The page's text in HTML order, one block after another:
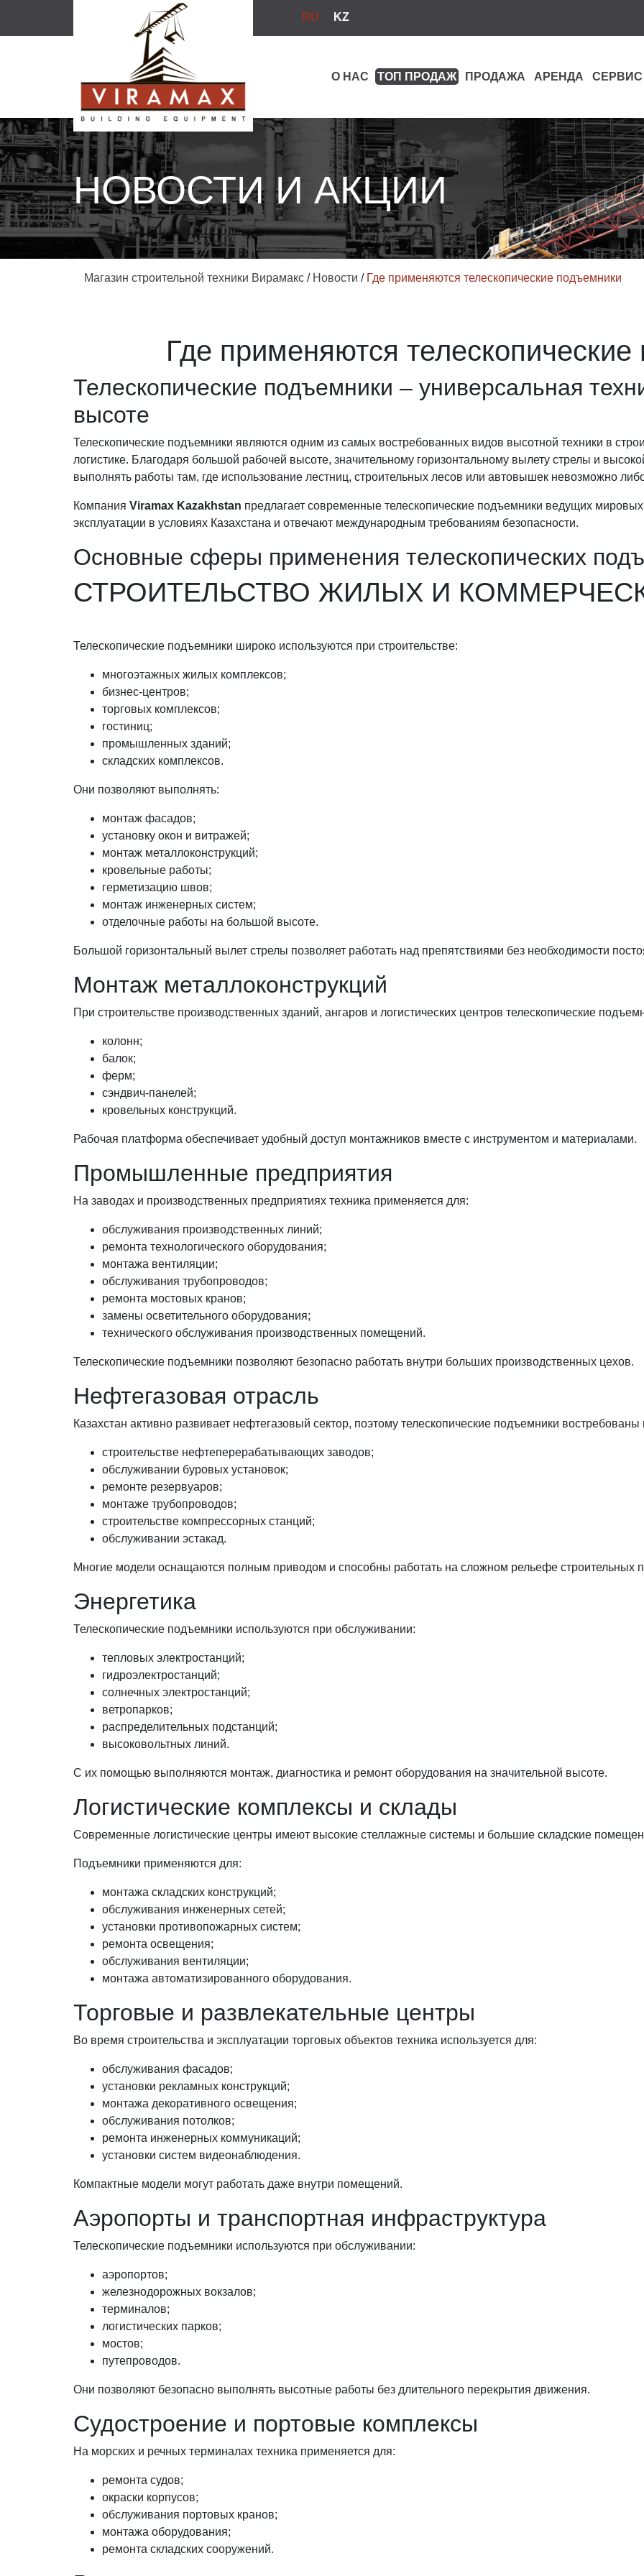
RU KZ
О НАС ТОП ПРОДАЖ ПРОДАЖА АРЕНДА СЕРВИС
НОВОСТИ И АКЦИИ
Магазин строительной техники Вирамакс / Новости / Где применяются телескопические подъемники
Где применяются
Телескопические подъемники – универсальная
высоте
Телескопические подъемники являются одним из самых востребованных видов высотной техники в
логистике. Благодаря большой рабочей высоте, значительному горизонтальному вылету стрелы и
выполнять работы там, где использование лестниц, строительных лесов или автовышек невозможно
Компания Viramax Kazakhstan предлагает современные телескопические подъемники ведущих
эксплуатации в условиях Казахстана и отвечают международным требованиям безопасности.
Основные сферы применения телескопических
СТРОИТЕЛЬСТВО ЖИЛЫХ И
Телескопические подъемники широко используются при строительстве:
многоэтажных жилых комплексов;
бизнес-центров;
торговых комплексов;
гостиниц;
промышленных зданий;
складских комплексов.
Они позволяют выполнять:
монтаж фасадов;
установку окон и витражей;
монтаж металлоконструкций;
кровельные работы;
герметизацию швов;
монтаж инженерных систем;
отделочные работы на большой высоте.
Большой горизонтальный вылет стрелы позволяет работать над препятствиями без необходимости
Монтаж металлоконструкций
При строительстве производственных зданий, ангаров и логистических центров телескопические
колонн;
балок;
ферм;
сэндвич-панелей;
кровельных конструкций.
Рабочая платформа обеспечивает удобный доступ монтажников вместе с инструментом и материалами.
Промышленные предприятия
На заводах и производственных предприятиях техника применяется для:
обслуживания производственных линий;
ремонта технологического оборудования;
монтажа вентиляции;
обслуживания трубопроводов;
ремонта мостовых кранов;
замены осветительного оборудования;
технического обслуживания производственных помещений.
Телескопические подъемники позволяют безопасно работать внутри больших производственных цехов.
Нефтегазовая отрасль
Казахстан активно развивает нефтегазовый сектор, поэтому телескопические подъемники востребованы
строительстве нефтеперерабатывающих заводов;
обслуживании буровых установок;
ремонте резервуаров;
монтаже трубопроводов;
строительстве компрессорных станций;
обслуживании эстакад.
Многие модели оснащаются полным приводом и способны работать на сложном рельефе строительных
Энергетика
Телескопические подъемники используются при обслуживании:
тепловых электростанций;
гидроэлектростанций;
солнечных электростанций;
ветропарков;
распределительных подстанций;
высоковольтных линий.
С их помощью выполняются монтаж, диагностика и ремонт оборудования на значительной высоте.
Логистические комплексы и склады
Современные логистические центры имеют высокие стеллажные системы и большие складские
Подъемники применяются для:
монтажа складских конструкций;
обслуживания инженерных сетей;
установки противопожарных систем;
ремонта освещения;
обслуживания вентиляции;
монтажа автоматизированного оборудования.
Торговые и развлекательные центры
Во время строительства и эксплуатации торговых объектов техника используется для:
обслуживания фасадов;
установки рекламных конструкций;
монтажа декоративного освещения;
обслуживания потолков;
ремонта инженерных коммуникаций;
установки систем видеонаблюдения.
Компактные модели могут работать даже внутри помещений.
Аэропорты и транспортная инфраструктура
Телескопические подъемники используются при обслуживании:
аэропортов;
железнодорожных вокзалов;
терминалов;
логистических парков;
мостов;
путепроводов.
Они позволяют безопасно выполнять высотные работы без длительного перекрытия движения.
Судостроение и портовые комплексы
На морских и речных терминалах техника применяется для:
ремонта судов;
окраски корпусов;
обслуживания портовых кранов;
монтажа оборудования;
ремонта складских сооружений.